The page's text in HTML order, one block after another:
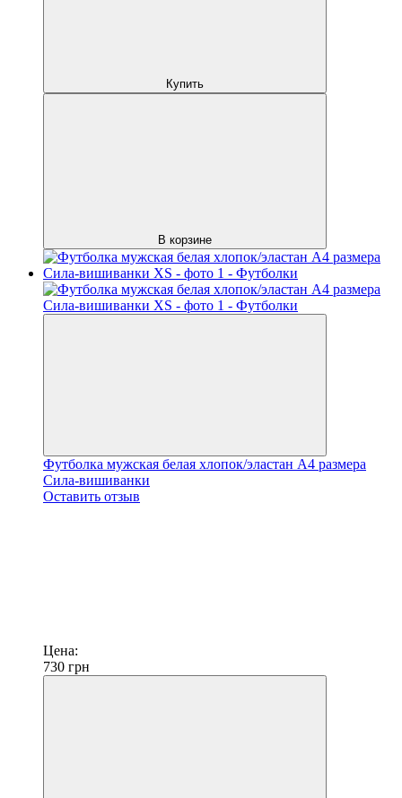
Купить
В корзине
Футболка мужская белая хлопок/эластан А4 размера
Сила-вишиванки
Оставить отзыв
Цена:
730 грн